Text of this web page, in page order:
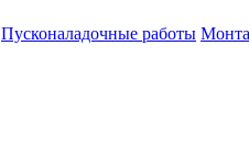
Пусконаладочные работы